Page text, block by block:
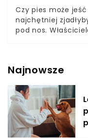
Czy pies może
najchętniej
pod nos.
zastanawiasz się,
pupilowi, ten
Lubimy dzielić się
ukochanymi
które może i nie
rzut oka, jednak
Najnowsze